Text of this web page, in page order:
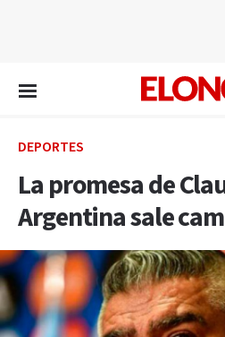
DEPORTES
La promesa de
Argentina sale